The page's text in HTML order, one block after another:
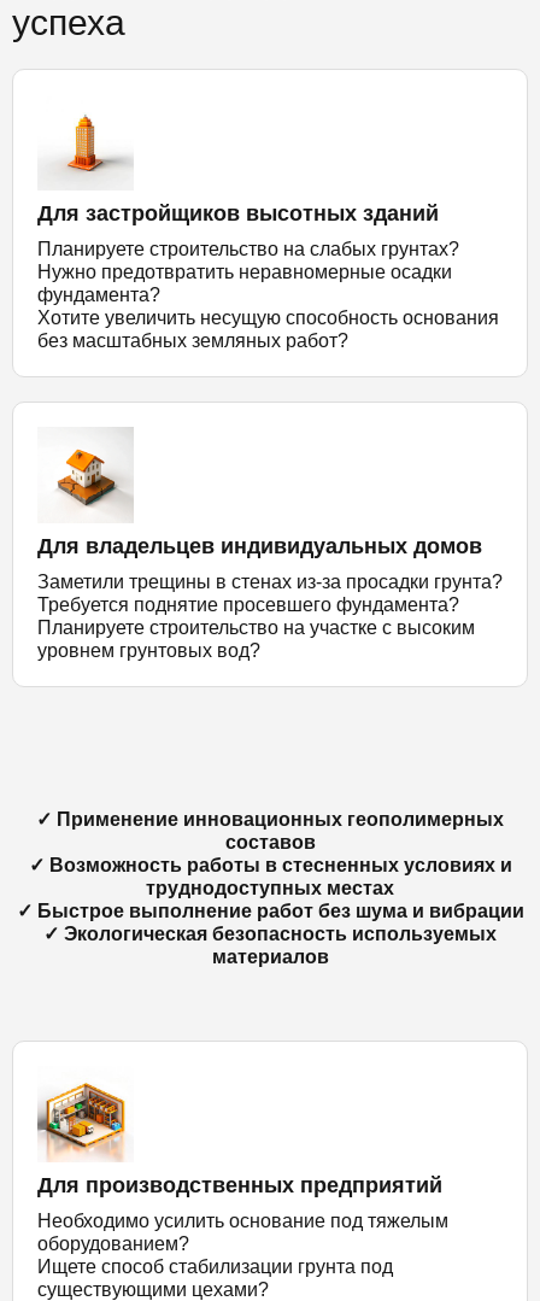
успеха
Для застройщиков высотных зданий
Планируете строительство на слабых грунтах?
Нужно предотвратить неравномерные осадки
фундамента?
Хотите увеличить несущую способность основания
без масштабных земляных работ?
Для владельцев индивидуальных домов
Заметили трещины в стенах из-за просадки грунта?
Требуется поднятие просевшего фундамента?
Планируете строительство на участке с высоким
уровнем грунтовых вод?
✓ Применение инновационных геополимерных
составов
✓ Возможность работы в стесненных условиях и
труднодоступных местах
✓ Быстрое выполнение работ без шума и вибрации
✓ Экологическая безопасность используемых
материалов
Для производственных предприятий
Необходимо усилить основание под тяжелым
оборудованием?
Ищете способ стабилизации грунта под
существующими цехами?